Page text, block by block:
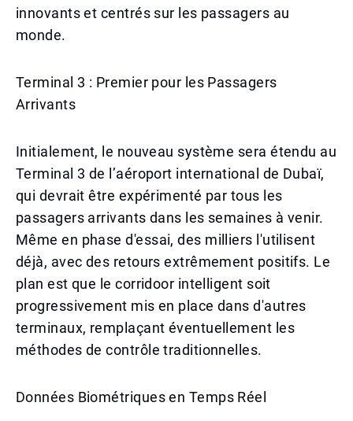
innovants et centrés sur les passagers au
monde.
Terminal 3 : Premier pour les Passagers
Arrivants
Initialement, le nouveau système sera étendu au
Terminal 3 de l’aéroport international de Dubaï,
qui devrait être expérimenté par tous les
passagers arrivants dans les semaines à venir.
Même en phase d'essai, des milliers l'utilisent
déjà, avec des retours extrêmement positifs. Le
plan est que le corridoor intelligent soit
progressivement mis en place dans d'autres
terminaux, remplaçant éventuellement les
méthodes de contrôle traditionnelles.
Données Biométriques en Temps Réel